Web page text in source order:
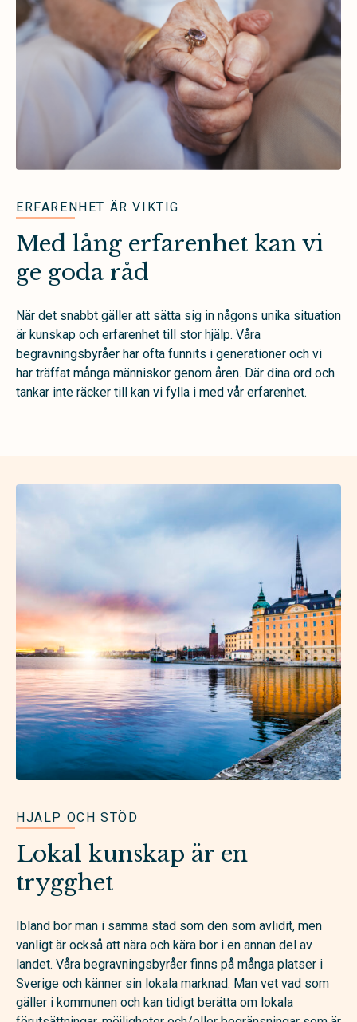
ERFARENHET ÄR VIKTIG
Med lång erfarenhet kan vi
ge goda råd
När det snabbt gäller att sätta sig in någons unika situation
är kunskap och erfarenhet till stor hjälp. Våra
begravningsbyråer har ofta funnits i generationer och vi
har träffat många människor genom åren. Där dina ord och
tankar inte räcker till kan vi fylla i med vår erfarenhet.
HJÄLP OCH STÖD
Lokal kunskap är en
trygghet
Ibland bor man i samma stad som den som avlidit, men
vanligt är också att nära och kära bor i en annan del av
landet. Våra begravningsbyråer finns på många platser i
Sverige och känner sin lokala marknad. Man vet vad som
gäller i kommunen och kan tidigt berätta om lokala